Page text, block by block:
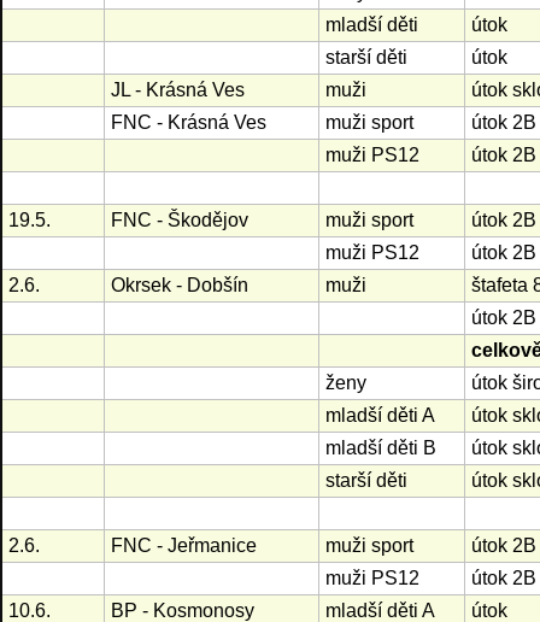
mladší děti
útok
starší děti
útok
JL - Krásná Ves
muži
útok
FNC - Krásná Ves
muži sport
útok
muži PS12
útok
19.5. FNC - Škodějov muži sport
útok
muži PS12
útok
2.6.
Okrsek - Dobšín muži
štafeta
útok
ženy
útok
mladší děti A
útok
mladší děti B
útok
starší děti
útok
2.6. FNC - Jeřmanice muži sport
útok
muži PS12
útok
10.6.
BP - Kosmonosy mladší děti A
útok